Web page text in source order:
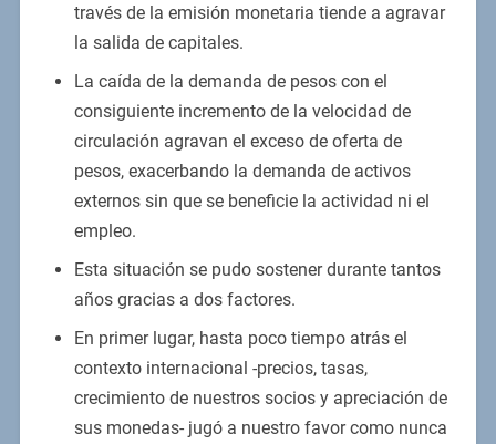
través de la emisión monetaria tiende a agravar
la salida de capitales.
La caída de la demanda de pesos con el
consiguiente incremento de la velocidad de
circulación agravan el exceso de oferta de
pesos, exacerbando la demanda de activos
externos sin que se beneficie la actividad ni el
empleo.
Esta situación se pudo sostener durante tantos
años gracias a dos factores.
En primer lugar, hasta poco tiempo atrás el
contexto internacional -precios, tasas,
crecimiento de nuestros socios y apreciación de
sus monedas- jugó a nuestro favor como nunca